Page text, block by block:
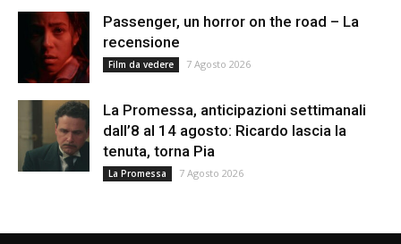
Passenger, un horror on the road – La
recensione
Film da vedere 7 Agosto 2026
La Promessa, anticipazioni settimanali
dall’8 al 14 agosto: Ricardo lascia la
tenuta, torna Pia
La Promessa 7 Agosto 2026